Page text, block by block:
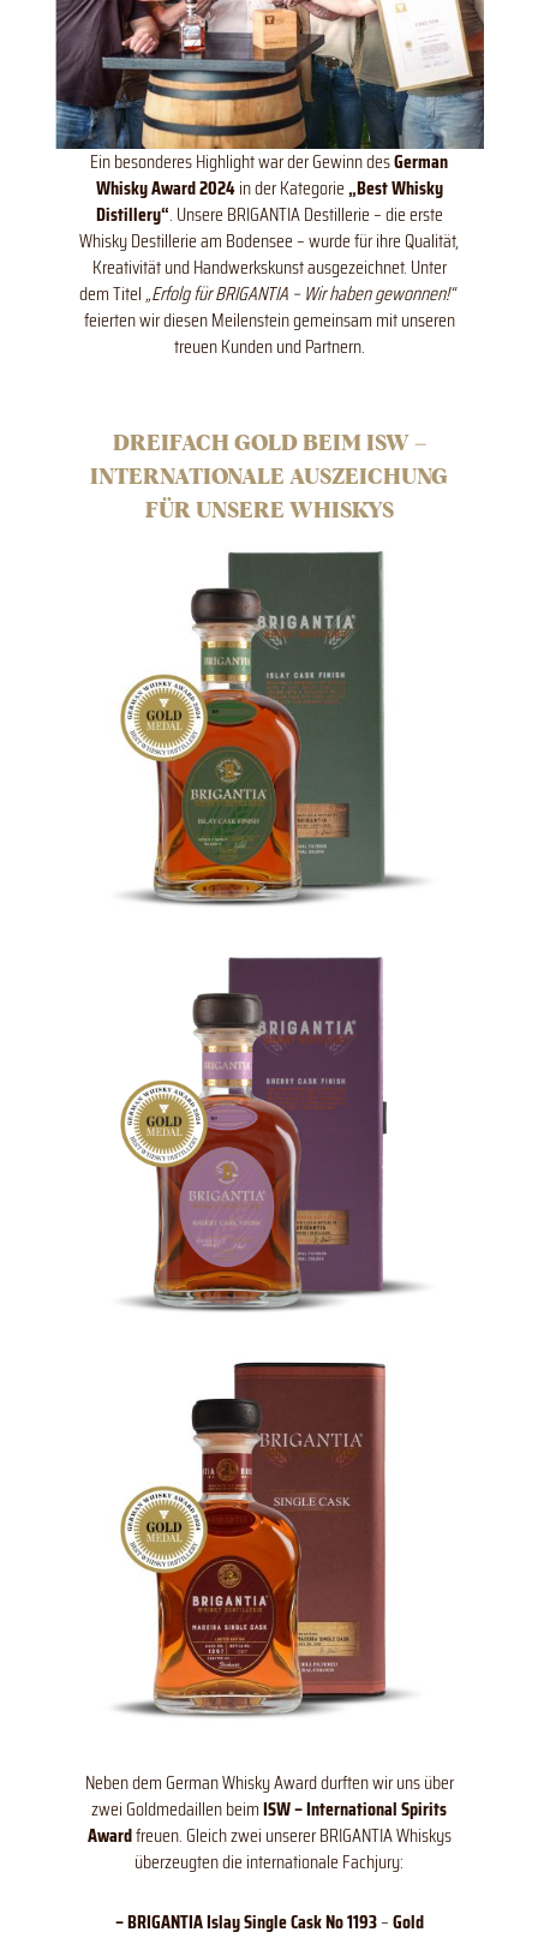
Ein besonderes Highlight war der Gewinn desGerman
Whisky Award 2024in der Kategorie„Best Whisky
Distillery“. Unsere BRIGANTIA Destillerie – die erste
Whisky Destillerie am Bodensee – wurde für ihre Qualität,
Kreativität und Handwerkskunst ausgezeichnet. Unter
dem Titel „Erfolg für BRIGANTIA – Wir haben gewonnen!“
feierten wir diesen Meilenstein gemeinsam mit unseren
treuen Kunden und Partnern.
DREIFACH GOLD BEIM ISW –
INTERNATIONALE AUSZEICHUNG
FÜR UNSERE WHISKYS
Neben dem German Whisky Award durften wir uns über
zwei Goldmedaillen beimISW – International Spirits
Awardfreuen. Gleich zwei unserer BRIGANTIA Whiskys
überzeugten die internationale Fachjury:
– BRIGANTIA Islay Single Cask No1193–Gold